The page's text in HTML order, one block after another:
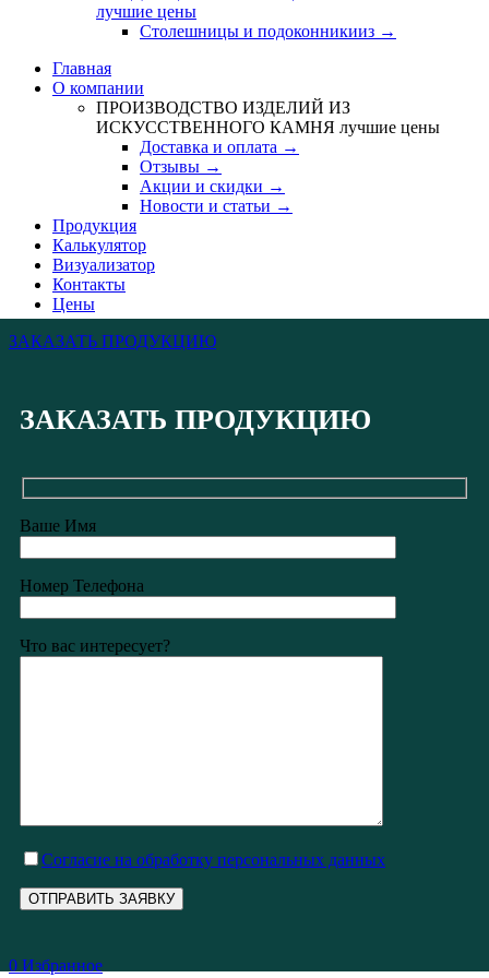
лучшие цены
Столешницы и подоконникииз →
Главная
О компании
ПРОИЗВОДСТВО ИЗДЕЛИЙ ИЗ
ИСКУССТВЕННОГО КАМНЯ лучшие цены
Доставка и оплата →
Отзывы →
Акции и скидки →
Новости и статьи →
Продукция
Калькулятор
Визуализатор
Контакты
Цены
ЗАКАЗАТЬ ПРОДУКЦИЮ
ЗАКАЗАТЬ ПРОДУКЦИЮ
Ваше Имя
Номер Телефона
Что вас интересует?
Cогласие на обработку персональных данных
0 Избранное